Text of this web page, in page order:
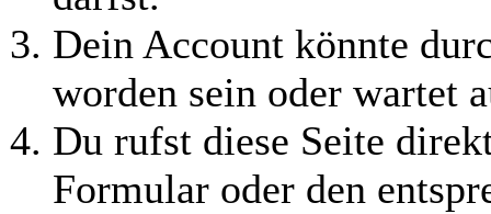
Dein Account könnte
worden sein oder wartet
Du rufst diese Seite
Formular oder den